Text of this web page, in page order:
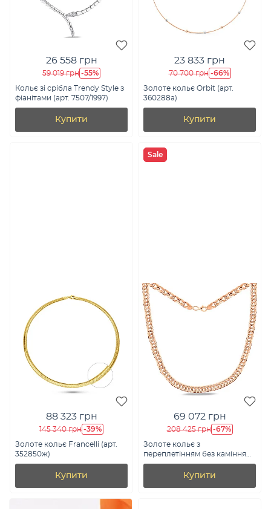
26 558 грн
59 019 грн -55%
Кольє зі срібла Trendy Style з
фіанітами (арт. 7507/1997)
Купити
23 833 грн
70 700 грн -66%
Золоте кольє Orbit (арт.
360288а)
Купити
88 323 грн
145 340 грн -39%
Золоте кольє Francelli (арт.
352850ж)
Купити
Sale
69 072 грн
208 425 грн -67%
Золоте кольє з
переплетінням без каміння
(арт. 350543)
Купити